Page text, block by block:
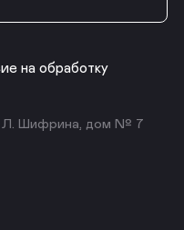
на обработку
Л. Шифрина, дом № 7